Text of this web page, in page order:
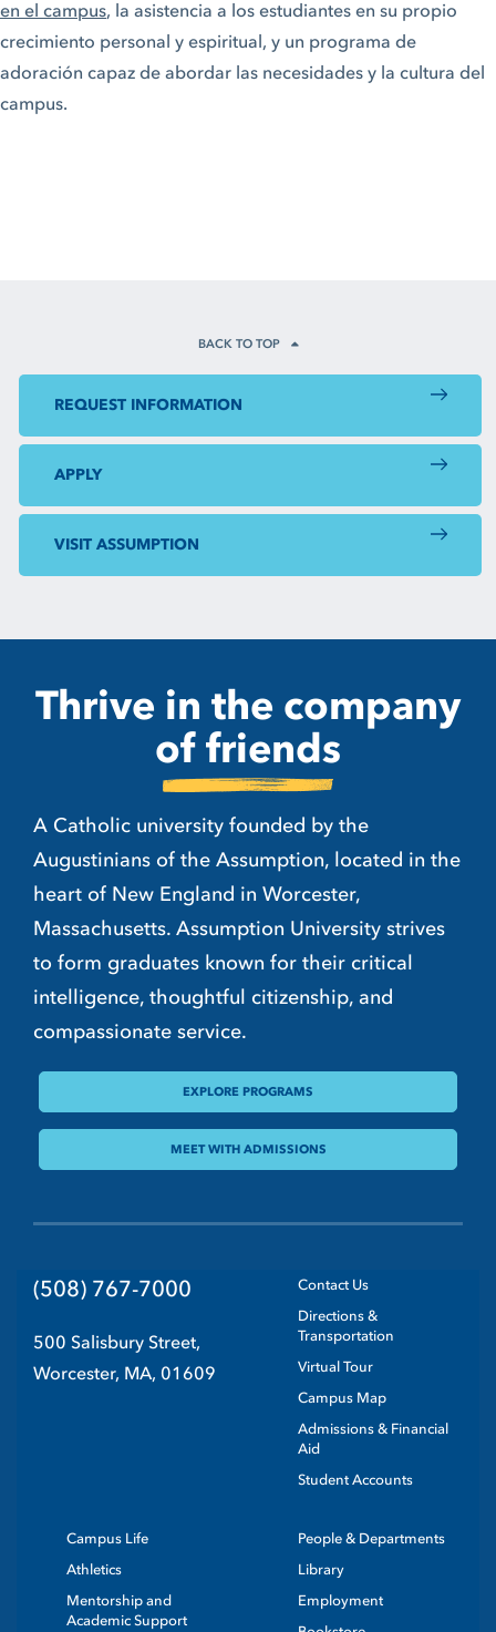
en el campus, la asistencia a los estudiantes en su propio
crecimiento personal y espiritual, y un programa de
adoración capaz de abordar las necesidades y la cultura del
campus.
BACK TO TOP
REQUEST INFORMATION
APPLY
VISIT ASSUMPTION
Thrive in the company
of friends
A Catholic university founded by the
Augustinians of the Assumption, located in the
heart of New England in Worcester,
Massachusetts. Assumption University strives
to form graduates known for their critical
intelligence, thoughtful citizenship, and
compassionate service.
EXPLORE PROGRAMS
MEET WITH ADMISSIONS
(508) 767-7000
500 Salisbury Street,
Worcester, MA, 01609
Contact Us
Directions &
Transportation
Virtual Tour
Campus Map
Admissions & Financial
Aid
Student Accounts
Campus Life
Athletics
Mentorship and
Academic Support
People & Departments
Library
Employment